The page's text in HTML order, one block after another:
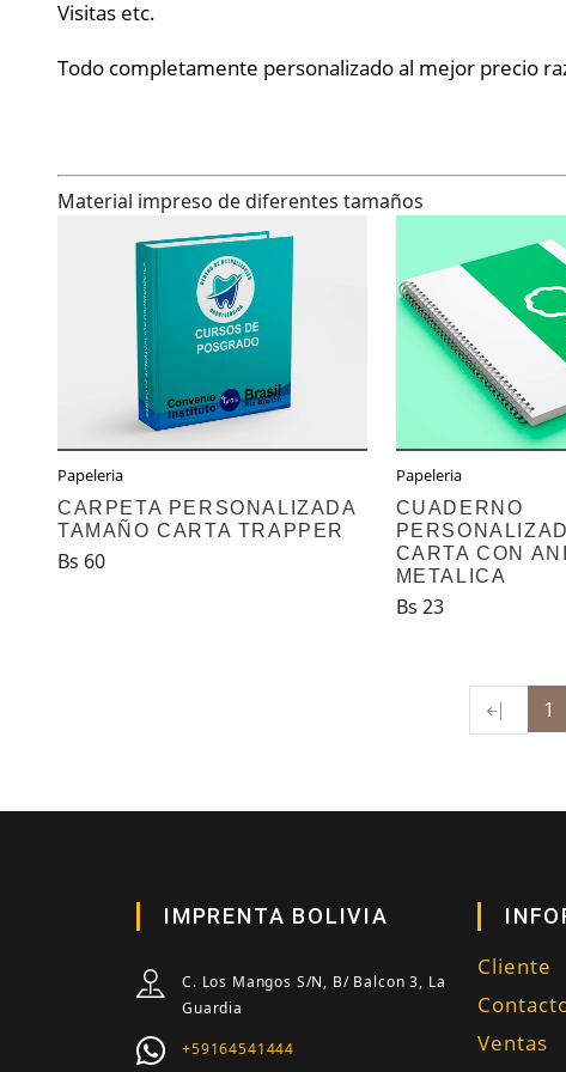
Visitas etc.
Todo completamente personalizado al mejor precio
Material impreso de diferentes tamaños
Ver más
Papeleria
CARPETA PERSONALIZADA
TAMAÑO CARTA TRAPPER
Bs 60
Papeleria
CUADERNO
CARTA CON
METALICA
Bs 23
1
IMPRENTA BOLIVIA
C. Los Mangos S/N, B/ Balcon 3, La
Guardia
+59164541444
Cliente
Ventas